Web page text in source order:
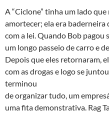
A “Ciclone” tinha um lado
amortecer; ela era baderneira
com a lei. Quando Bob pagou
um longo passeio de carro e
Depois que eles retornaram,
com as drogas e logo se
terminou
de organizar tudo, um
uma fita demonstrativa. Rag